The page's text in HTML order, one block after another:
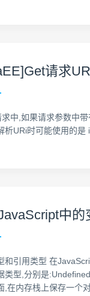
请求
中,如果请求参数中
析URi时可能使用
中
和引用类型 在
类型,分别是
,在内存栈上保存一个